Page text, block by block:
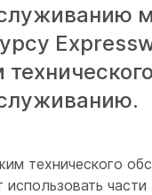
технического